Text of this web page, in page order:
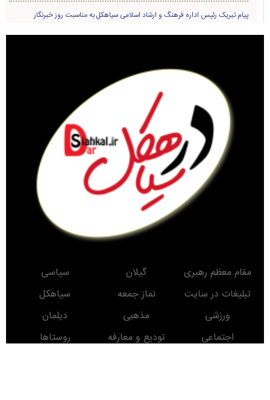
پیام تبریک رئیس اداره فرهنگ و ارشاد اسلامی سیاهکل به مناسبت روز خبرنگار
مقام معظم رهبری گیلان
سیاسی
تبلیغات در سایت
نماز جمعه
سیاهکل
ورزشی
مذهبی
دیلمان
اجتماعی
تودیع و معارفه
روستاها